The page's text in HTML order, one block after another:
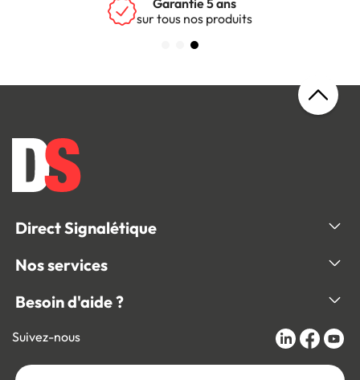
Garantie 5 ans
sur tous nos produits
Direct Signalétique
Nos services
Besoin d'aide ?
Suivez-nous